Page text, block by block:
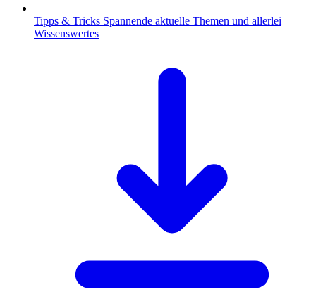
Tipps & Tricks Spannende aktuelle Themen und allerlei
Wissenswertes